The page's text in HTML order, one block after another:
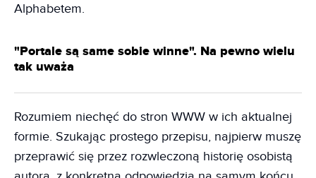
Alphabetem.
"Portale są same sobie winne". Na pewno wielu
tak uważa
Rozumiem niechęć do stron WWW w ich aktualnej
formie. Szukając prostego przepisu, najpierw muszę
przeprawić się przez rozwleczoną historię osobistą